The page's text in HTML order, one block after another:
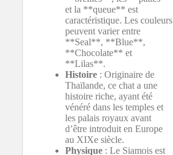
et la **queue** est
caractéristique. Les couleurs
peuvent varier entre
**Seal**, **Blue**,
**Chocolate** et
**Lilas**.
Histoire : Originaire de
Thaïlande, ce chat a une
histoire riche, ayant été
vénéré dans les temples et
les palais royaux avant
d’être introduit en Europe
au XIXe siècle.
Physique : Le Siamois est